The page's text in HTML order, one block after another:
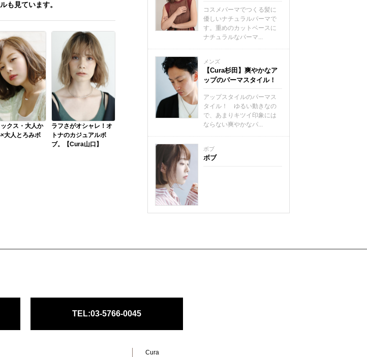
も見ています。
クス・大人か
大人とろみボ
ラフさがオシャレ！オ
トナのカジュアルボ
ブ。【Cura山口】
コスメパーマでつくる髪に
優しいナチュラルパーマで
す。重めのカットベースに
ナチュラルなパーマ...
メンズ
【Cura杉田】爽やかなア
ップのパーマスタイル！
アップスタイルのパーマス
タイル！ ゆるい動きなの
で、あまりキツイ印象には
ならない爽やかなパ...
ボブ
ボブ
TEL:03-5766-0045
Cura